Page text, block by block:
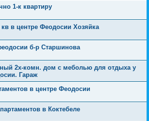
1-к квартиру
в центре Феодосии Хозяйка
б-р Старшинова
2х-комн. дом с меболью для отдыха у
Гараж
в центре Феодосии
в Коктебеле